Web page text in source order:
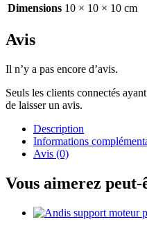
Dimensions 10 × 10 × 10 cm
Avis
Il n’y a pas encore d’avis.
Seuls les clients connectés
de laisser un avis.
Description
Informations
Avis (0)
Vous aimerez